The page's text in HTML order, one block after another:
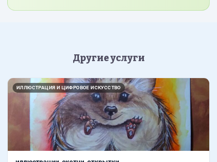
Другие услуги
ИЛЛЮСТРАЦИЯ И ЦИФРОВОЕ ИСКУССТВО